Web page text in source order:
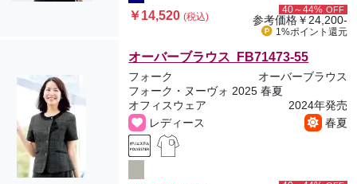
￥14,520(税込)
40～44% OFF
参考価格￥24,200-
1%ポイント 還元
オーバーブラウス FB71473-55
フォーク
オーバーブラウス
フォーク・ヌーヴォ 2025 春夏
オフィスウェア
2024年発売
レディース
春夏